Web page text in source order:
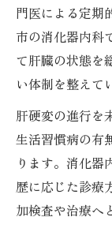
消化
肝硬
談
守山市で
消化
肝硬
件
守山
消化
門医による定期
市の消化器内科
て肝臓の状態を
い体制を整えて
肝硬変の進行を
生活習慣病の有
ります。消化器
歴に応じた診療
加検査や治療へ